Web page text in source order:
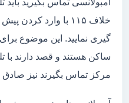
خلاف ۱۱۵ با وارد
گیری نمایید. این موضوع
مرکز تماس بگیرند نیز